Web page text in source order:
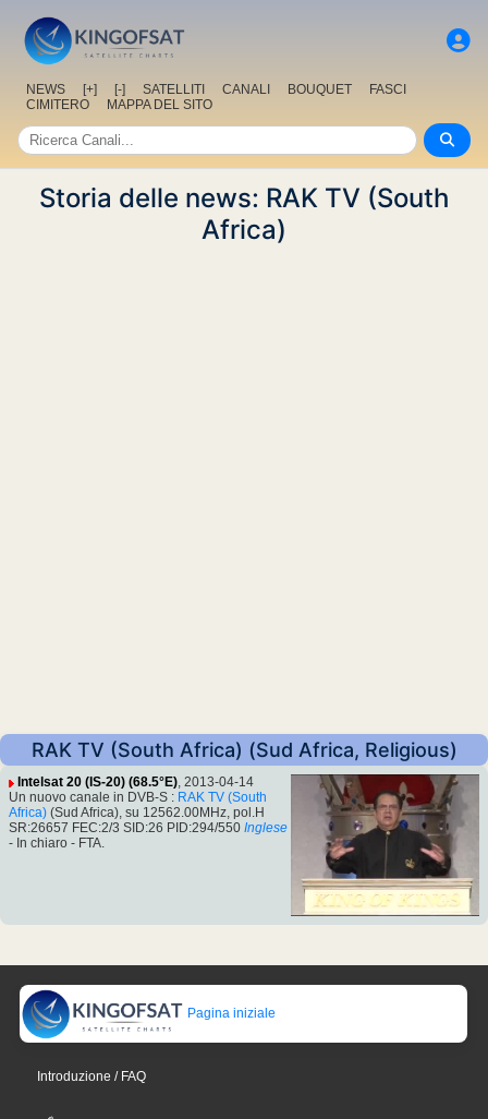
NEWS [+] [-] SATELLITI CANALI BOUQUET
FASCI
CIMITERO
MAPPA DEL SITO
Storia delle news: RAK TV (South
Africa)
RAK TV (South Africa) (Sud Africa, Religious)
Intelsat 20 (IS-20) (68.5°E), 2013-04-14
Un nuovo canale in DVB-S : RAK TV (South
Africa) (Sud Africa), su 12562.00MHz, pol.H
SR:26657 FEC:2/3 SID:26 PID:294/550 Inglese
- In chiaro - FTA.
Pagina iniziale
Introduzione / FAQ